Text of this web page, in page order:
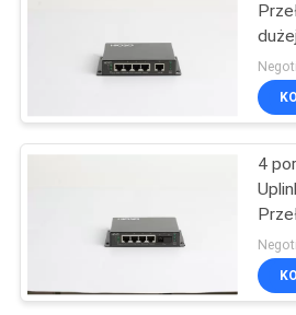
Przełącznik
na szynę DIN
Fibre Media
4